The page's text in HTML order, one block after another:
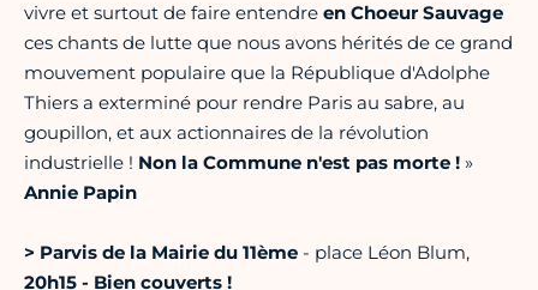
vivre et surtout de faire entendre en Choeur Sauvage
ces chants de lutte que nous avons hérités de ce grand
mouvement populaire que la République d'Adolphe
Thiers a exterminé pour rendre Paris au sabre, au
goupillon, et aux actionnaires de la révolution
industrielle ! Non la Commune n'est pas morte ! »
Annie Papin
> Parvis de la Mairie du 11ème - place Léon Blum,
20h15 - Bien couverts !